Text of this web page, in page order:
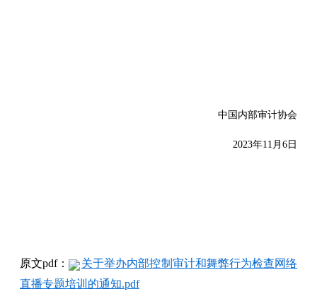
中国内部审计协会
2023年11月6日
原文pdf：
关于举办内部控制审计和舞弊行为检查网络
直播专题培训的通知.pdf